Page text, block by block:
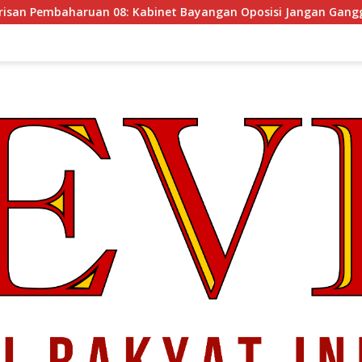
Bayangan Oposisi Jangan Ganggu Stabilitas Nasional